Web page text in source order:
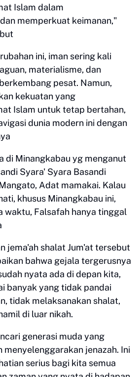
Islam dalam
memperkuat keimanan,"
ini, iman sering kali
materialisme, dan
pesat. Namun,
kekuatan yang
Islam untuk tetap bertahan,
dunia modern ini dengan
di Minangkabau yg menganut
Syara' Syara Basandi
Adat mamakai. Kalau
khusus Minangkabau ini,
waktu, Falsafah hanya tinggal
jema'ah shalat Jum'at tersebut
bahwa gejala tergerusnya
nyata ada di depan kita,
banyak yang tidak pandai
tidak melaksanakan shalat,
di luar nikah.
generasi muda yang
menyelenggarakan jenazah. Ini
serius bagi kita semua